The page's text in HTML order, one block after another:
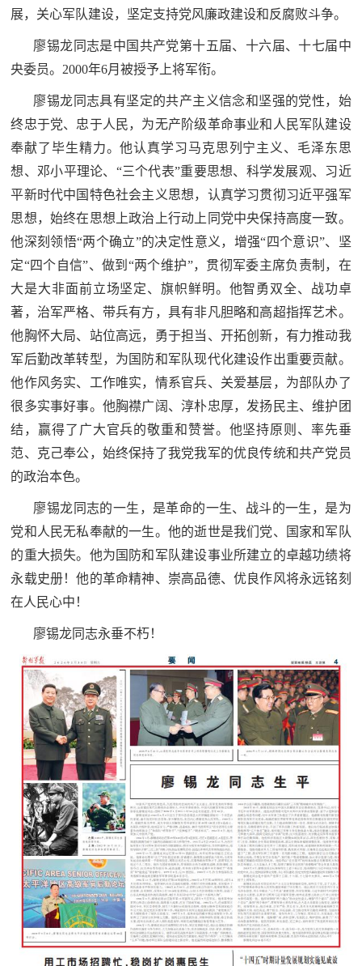
展，关心军队建设，坚定支持党风廉政建设和反腐败斗争。
廖锡龙同志是中国共产党第十五届、十六届、十七届中
央委员。2000年6月被授予上将军衔。
廖锡龙同志具有坚定的共产主义信念和坚强的党性，始
终忠于党、忠于人民，为无产阶级革命事业和人民军队建设
奉献了毕生精力。他认真学习马克思列宁主义、毛泽东思
想、邓小平理论、“三个代表”重要思想、科学发展观、习近
平新时代中国特色社会主义思想，认真学习贯彻习近平强军
思想，始终在思想上政治上行动上同党中央保持高度一致。
他深刻领悟“两个确立”的决定性意义，增强“四个意识”、坚
定“四个自信”、做到“两个维护”，贯彻军委主席负责制，在
大是大非面前立场坚定、旗帜鲜明。他智勇双全、战功卓
著，治军严格、带兵有方，具有非凡胆略和高超指挥艺术。
他胸怀大局、站位高远，勇于担当、开拓创新，有力推动我
军后勤改革转型，为国防和军队现代化建设作出重要贡献。
他作风务实、工作唯实，情系官兵、关爱基层，为部队办了
很多实事好事。他胸襟广阔、淳朴忠厚，发扬民主、维护团
结，赢得了广大官兵的敬重和赞誉。他坚持原则、率先垂
范、克己奉公，始终保持了我党我军的优良传统和共产党员
的政治本色。
廖锡龙同志的一生，是革命的一生、战斗的一生，是为
党和人民无私奉献的一生。他的逝世是我们党、国家和军队
的重大损失。他为国防和军队建设事业所建立的卓越功绩将
永载史册！他的革命精神、崇高品德、优良作风将永远铭刻
在人民心中！
廖锡龙同志永垂不朽！